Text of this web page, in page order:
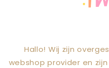
Hallo! Wij zijn
webshop provider en